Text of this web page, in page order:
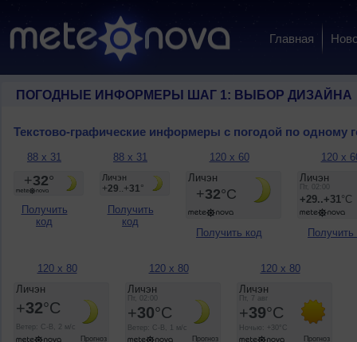
Главная
ПОГОДНЫЕ ИНФОРМЕРЫ ШАГ 1: ВЫБОР ДИЗАЙНА
Текстово-графические информеры с погодой по одному
88 x 31
Получить
код
88 x 31
Получить
код
120 x 60
Получить код
120 x
Получить
120 x 80 120 x 80 120 x 80